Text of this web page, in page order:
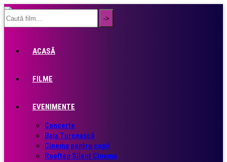
ACASĂ
FILME
EVENIMENTE
Concerte
Baia Turcească
Cinema pentru copii
Rooftop Silent Cinema